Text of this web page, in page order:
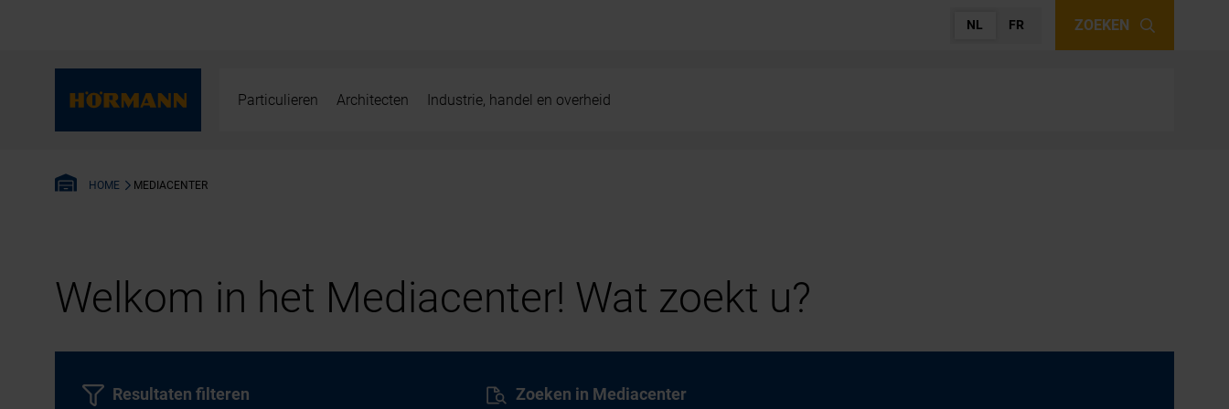
NL FR ZOEKEN
Particulieren Architecten Industrie, handel en overheid
HOME MEDIACENTER
Welkom in het Mediacenter! Wat zoekt u?
Zoeken in Mediacenter
Resultaten filteren